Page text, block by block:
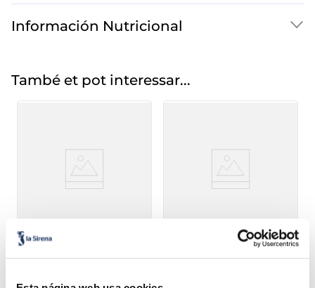
Información Nutricional
També et pot interessar...
Espinacs porcions